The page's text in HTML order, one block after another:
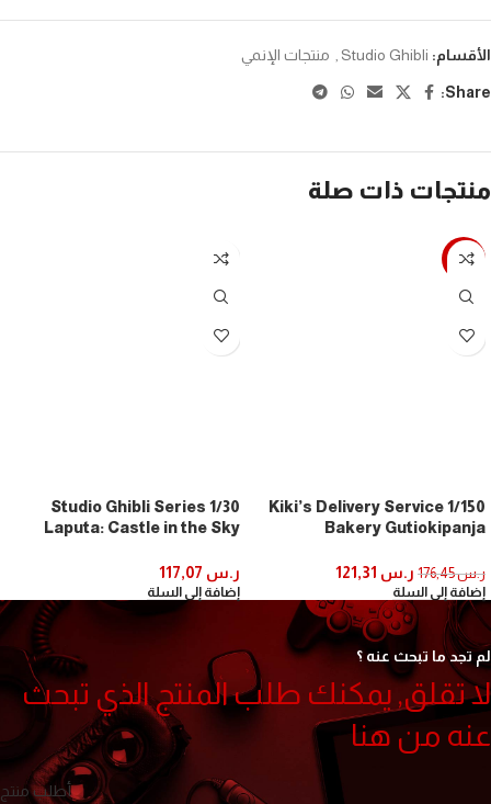
الأقسام: Studio Ghibli منتجات الإنمي
Share:
منتجات ذات صلة
-31%
1/150 Kiki’s Delivery Service
Bakery Gutiokipanja
Kits Mk07-02
ر.س176,45 ر.س
إضافة إلى السلة
1/30 Studio Ghibli Series
Laputa: Castle in the Sky
Mk07-20 (Paper Craft)
ر.س
إضافة إلى السلة
لم تجد ما تبحث عنه ؟
لا تقلق, يمكنك طلب المنتج الذي تبحث
عنه من هنا
أطلب منتج